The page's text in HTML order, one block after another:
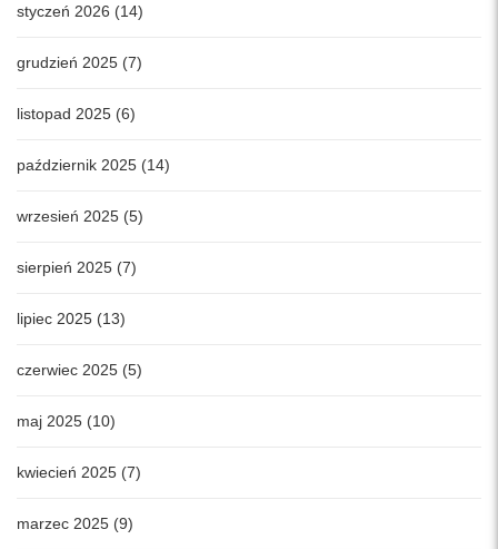
styczeń 2026 (14)
grudzień 2025 (7)
listopad 2025 (6)
październik 2025 (14)
wrzesień 2025 (5)
sierpień 2025 (7)
lipiec 2025 (13)
czerwiec 2025 (5)
maj 2025 (10)
kwiecień 2025 (7)
marzec 2025 (9)